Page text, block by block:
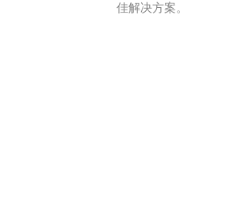
佳解决方案。